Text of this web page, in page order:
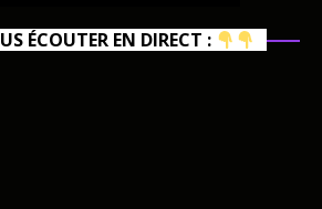
ÉCOUTER EN DIRECT :